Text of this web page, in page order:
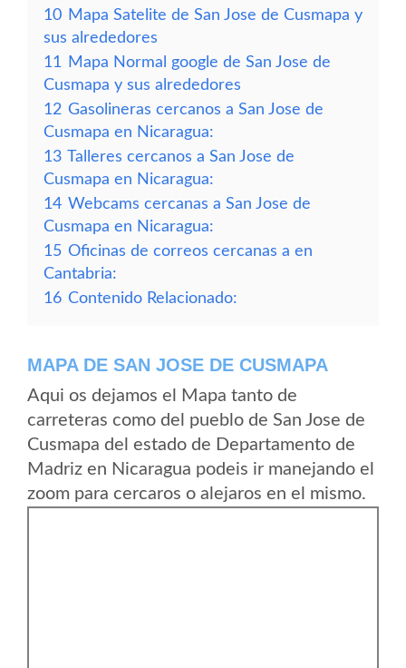
10 Mapa Satelite de San Jose de Cusmapa y
sus alrededores
11
Mapa Normal google de San Jose de
Cusmapa y sus alrededores
12 Gasolineras cercanos a San Jose de
Cusmapa en Nicaragua:
13 Talleres cercanos a San Jose de
Cusmapa en Nicaragua:
14 Webcams cercanas a San Jose de
Cusmapa en Nicaragua:
15 Oficinas de correos cercanas a en
Cantabria:
16 Contenido Relacionado:
MAPA DE SAN JOSE DE CUSMAPA
Aqui os dejamos el Mapa tanto de
carreteras como del pueblo de San Jose de
Cusmapa del estado de Departamento de
Madriz en Nicaragua podeis ir manejando el
zoom para cercaros o alejaros en el mismo.